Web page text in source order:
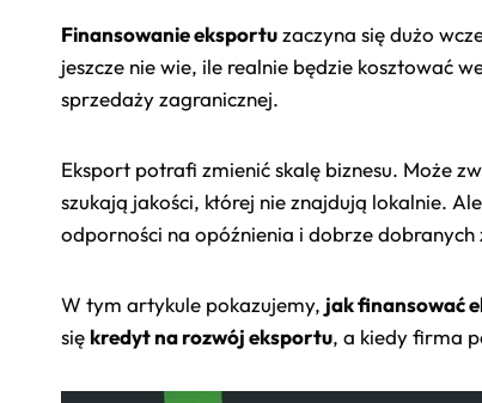
Finansowanie eksportuzaczyna się dużo
jeszcze nie wie, ile realnie będzie kosztować
sprzedaży zagranicznej.
Eksport potrafi zmienić skalę biznesu. Może
szukają jakości, której nie znajdują lokalnie.
odporności na opóźnienia i dobrze dobranych
W tym artykule pokazujemy, jak finansować
się kredyt na rozwój eksportu, a kiedy firma